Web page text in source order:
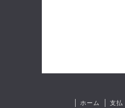
ホーム 支払